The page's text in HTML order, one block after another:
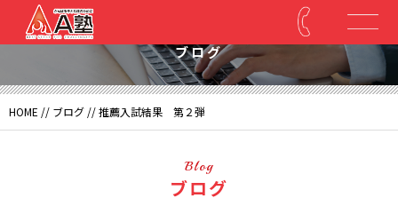
ブログ
HOME // ブログ // 推薦入試結果 第２弾
Blog
ブログ